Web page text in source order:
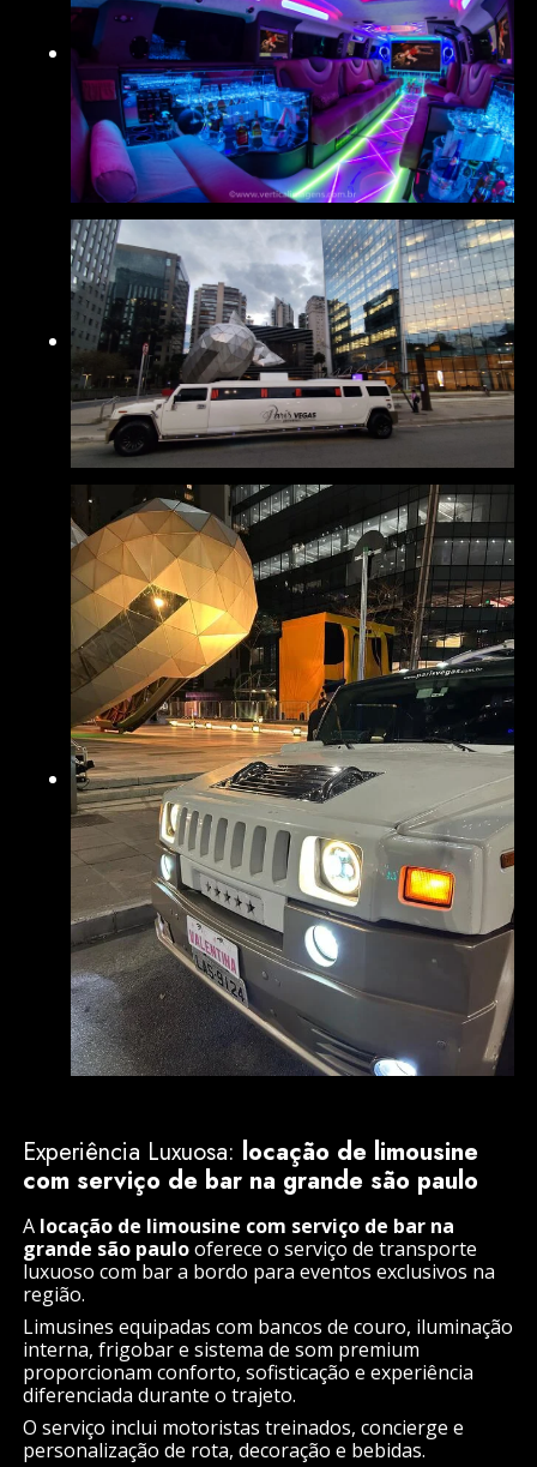
Experiência Luxuosa: locação de limousine
com serviço de bar na grande são paulo
A locação de limousine com serviço de bar na
grande são paulooferece o serviço de transporte
luxuoso com bar a bordo para eventos exclusivos na
região.
Limusines equipadas com bancos de couro, iluminação
interna, frigobar e sistema de som premium
proporcionam conforto, sofisticação e experiência
diferenciada durante o trajeto.
O serviço inclui motoristas treinados, concierge e
personalização de rota, decoração e bebidas.